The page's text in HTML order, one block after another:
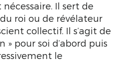
Il sert de
roi ou de révélateur
collectif. Il s’agit de
» pour soi d’abord puis
le